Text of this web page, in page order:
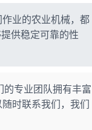
业的农业机械，都
供稳定可靠的性
的专业团队拥有丰富
时联系我们，我们